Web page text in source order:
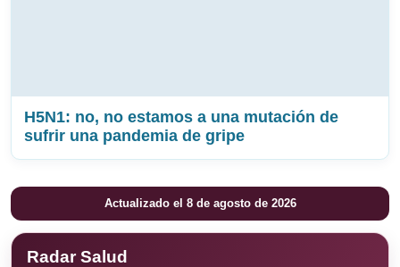
H5N1: no, no estamos a una mutación de
sufrir una pandemia de gripe
Actualizado el 8 de agosto de 2026
Radar Salud